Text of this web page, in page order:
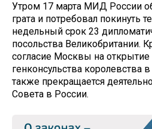
Утром 17 марта МИД России
грата и потребовал покинуть
недельный срок 23
посольства Великобритании.
согласие Москвы на
генконсульства королевства
также прекращается
Совета в России.